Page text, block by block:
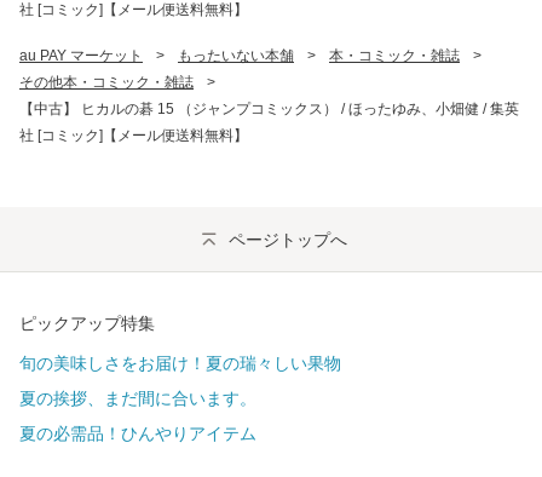
社 [コミック]【メール便送料無料】
au PAY マーケット > もったいない本舗 > 本・コミック・雑誌
>
その他本・コミック・雑誌
>
【中古】 ヒカルの碁 15 （ジャンプコミックス） / ほったゆみ、小畑健 / 集英
社 [コミック]【メール便送料無料】
ページトップへ
ピックアップ特集
旬の美味しさをお届け！夏の瑞々しい果物
夏の挨拶、まだ間に合います。
夏の必需品！ひんやりアイテム